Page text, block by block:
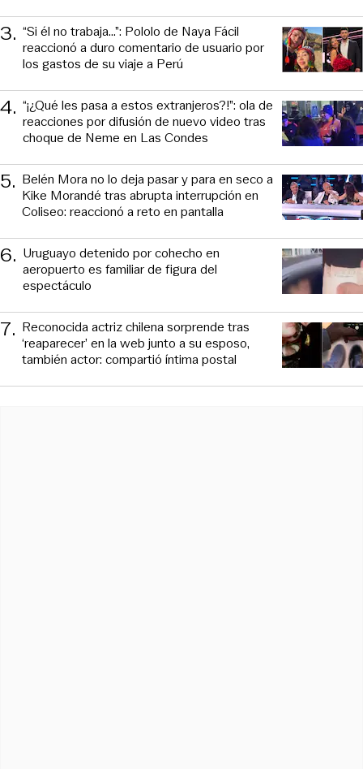
3. “Si él no trabaja…”: Pololo de Naya Fácil
reaccionó a duro comentario de usuario por
los gastos de su viaje a Perú
4. “¡¿Qué les pasa a estos extranjeros?!”: ola de
reacciones por difusión de nuevo video tras
choque de Neme en Las Condes
5. Belén Mora no lo deja pasar y para en seco a
Kike Morandé tras abrupta interrupción en
Coliseo: reaccionó a reto en pantalla
6. Uruguayo detenido por cohecho en
aeropuerto es familiar de figura del
espectáculo
7. Reconocida actriz chilena sorprende tras
‘reaparecer’ en la web junto a su esposo,
también actor: compartió íntima postal